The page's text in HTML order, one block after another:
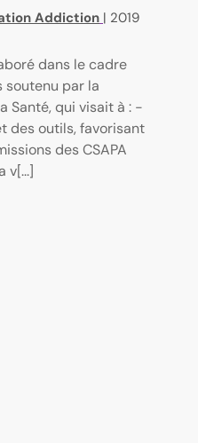
Addiction | 2019
dans le cadre
soutenu par la
Santé, qui visait à : -
des outils, favorisant
des CSAPA
v[...]